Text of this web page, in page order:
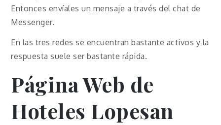
Entonces envíales un mensaje a través del chat de
Messenger.
En las tres redes se encuentran bastante activos y la
respuesta suele ser bastante rápida.
Página Web de
Hoteles Lopesan